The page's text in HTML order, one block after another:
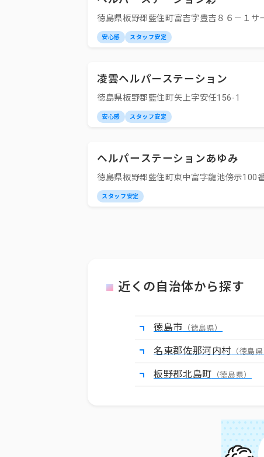
徳島県板野郡藍住町富吉字豊吉８６－１
安心感 スタッフ安定
凌雲ヘルパーステーション
徳島県板野郡藍住町矢上字安任156-1
安心感 スタッフ安定
ヘルパーステーションあゆみ
徳島県板野郡藍住町東中富字龍池傍示100
スタッフ安定
近くの自治体から探す
徳島市 （徳島県）
名東郡佐那河内村 （徳島県
板野郡北島町 （徳島県）